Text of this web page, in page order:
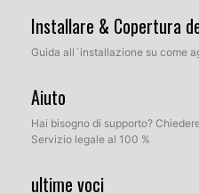
Installare & Copertura
Guida all´installazione su come
Aiuto
Hai bisogno di supporto?
Servizio legale al 100 %
ultime voci